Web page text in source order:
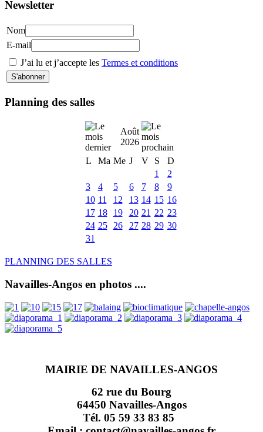
Newsletter
Nom
E-mail
J’ai lu et j’accepte les Termes et conditions
Planning des salles
Août
2026
L
Ma Me J V S
D
1
2
3
4 5 6 7 8
9
10 11 12 13 14 15 16
17 18 19 20 21 22 23
24 25 26 27 28 29 30
31
PLANNING DES SALLES
Navailles-Angos en photos ....
MAIRIE DE NAVAILLES-ANGOS
62 rue du Bourg
64450 Navailles-Angos
Tél. 05 59 33 83 85